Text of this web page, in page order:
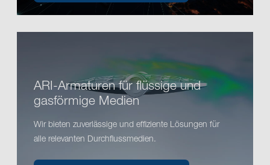
ARI-Armaturen für flüssige und
gasförmige Medien
Wir bieten zuverlässige und effiziente Lösungen für
alle relevanten Durchflussmedien.